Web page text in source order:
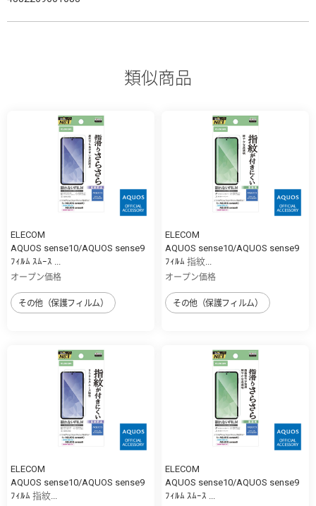
類似商品
ELECOM
AQUOS sense10/AQUOS sense9
ﾌｨﾙﾑ ｽﾑｰｽ ...
オープン価格
その他（保護フィルム）
ELECOM
AQUOS sense10/AQUOS sense9
ﾌｨﾙﾑ 指紋...
オープン価格
その他（保護フィルム）
ELECOM
AQUOS sense10/AQUOS sense9
ﾌｨﾙﾑ 指紋...
ELECOM
AQUOS sense10/AQUOS sense9
ﾌｨﾙﾑ ｽﾑｰｽ ...